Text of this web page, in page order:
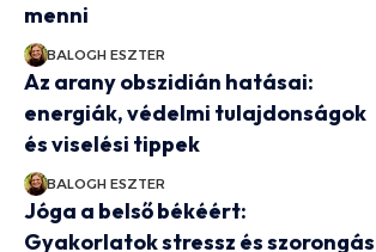
menni
BALOGH ESZTER
Az arany obszidián hatásai:
energiák, védelmi tulajdonságok
és viselési tippek
BALOGH ESZTER
Jóga a belső békéért:
Gyakorlatok stressz és szorongás